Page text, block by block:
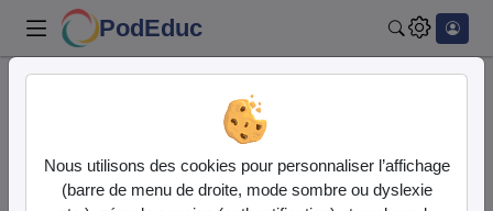
PodEduc
3 vidéos trouvées
Nous utilisons des cookies pour personnaliser l’affichage
(barre de menu de droite, mode sombre ou dyslexie